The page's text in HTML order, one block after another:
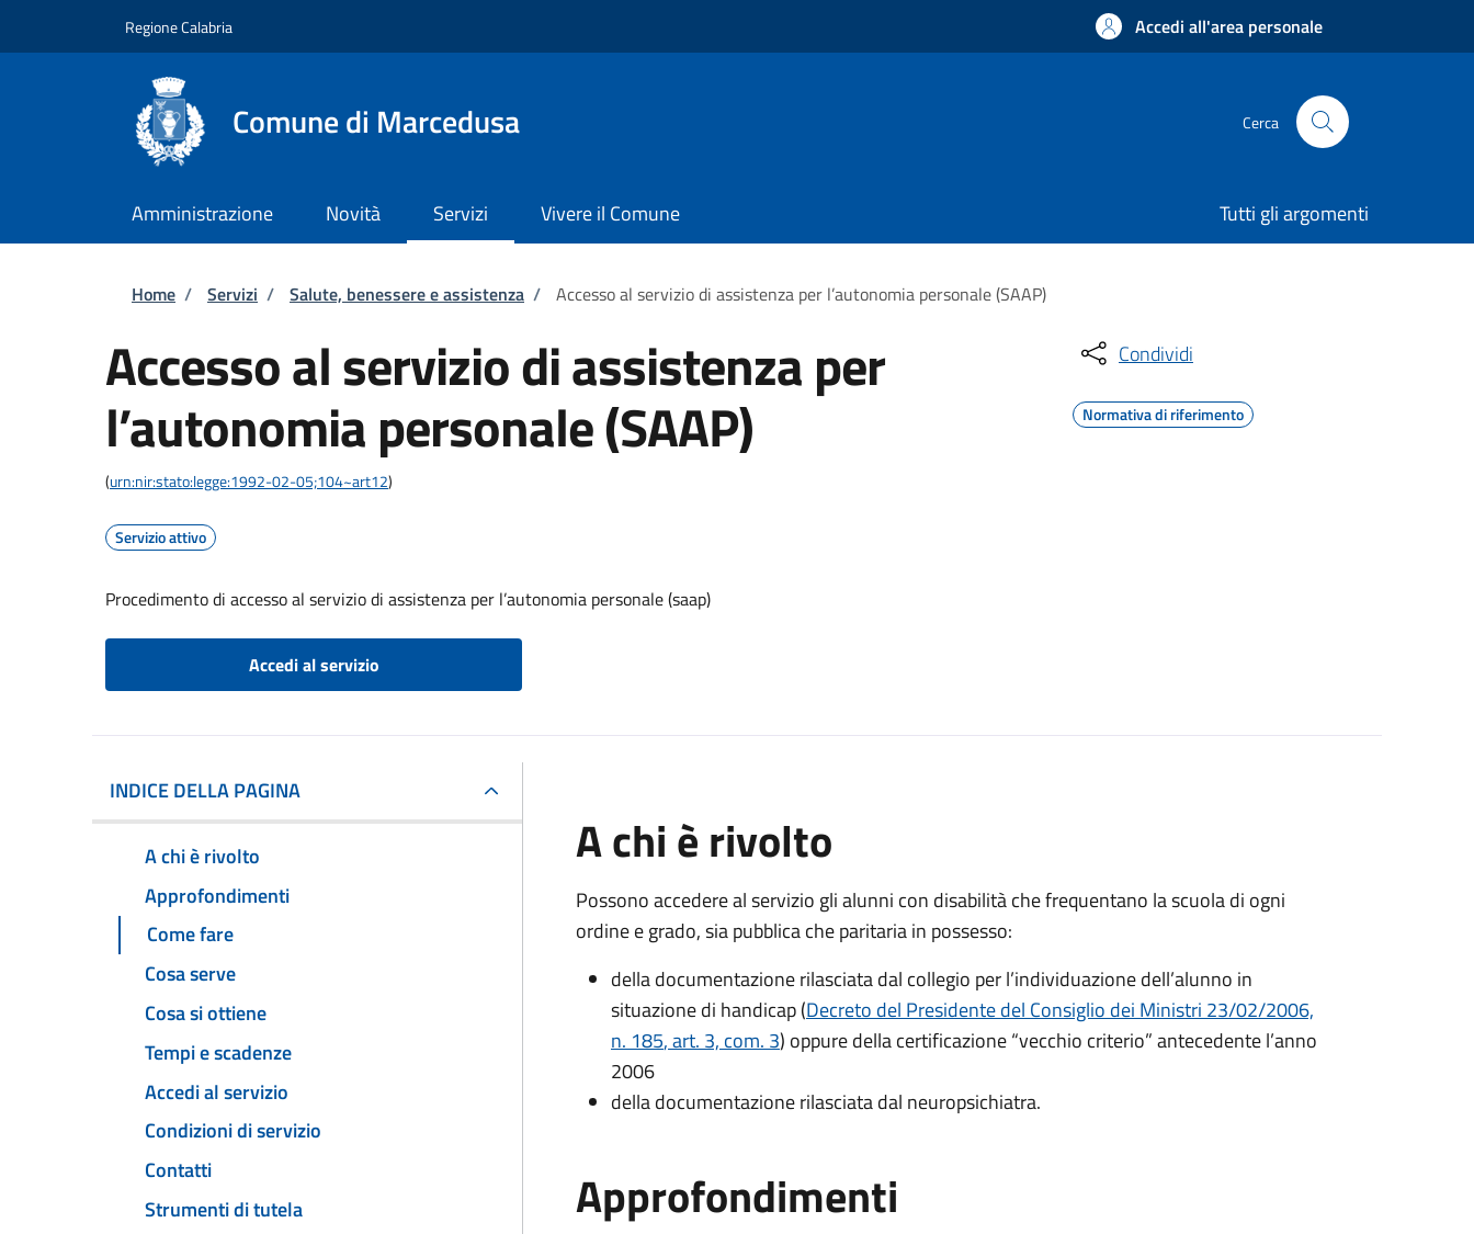
Regione Calabria Accedi all'area personale
Comune di Marcedusa Cerca
Amministrazione Novità Servizi Vivere il Comune Tutti gli argomenti
Briciole di pane
Home / Servizi / Salute, benessere e assistenza / Accesso al servizio di assistenza per l’autonomia personale (SAAP)
Accesso al servizio di assistenza per
l’autonomia personale (SAAP)
(urn:nir:stato:legge:1992-02-05;104~art12)
Servizio attivo
Procedimento di accesso al servizio di assistenza per l’autonomia personale (saap)
Accedi al servizio
Condividi
Normativa di riferimento
INDICE DELLA PAGINA
A chi è rivolto
Approfondimenti
Come fare
Cosa serve
Cosa si ottiene
Tempi e scadenze
Accedi al servizio
Condizioni di servizio
Contatti
Strumenti di tutela
A chi è rivolto
Possono accedere al servizio gli alunni con disabilità che frequentano la scuola di ogni
ordine e grado, sia pubblica che paritaria in possesso:
della documentazione rilasciata dal collegio per l’individuazione dell’alunno in
situazione di handicap (Decreto del Presidente del Consiglio dei Ministri 23/02/2006,
n. 185, art. 3, com. 3) oppure della certificazione “vecchio criterio” antecedente l’anno
2006
della documentazione rilasciata dal neuropsichiatra.
Approfondimenti